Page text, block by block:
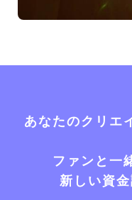
あなたのクリエ
ファンと一
新しい資